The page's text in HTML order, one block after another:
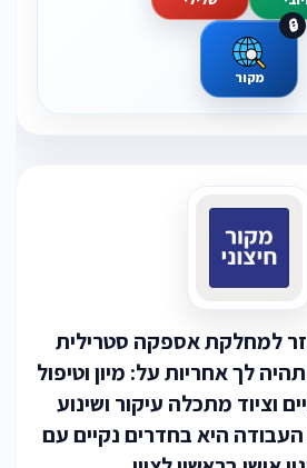
מקור
🔒
למחלקת אספקה סטרילית
לך אחריות על: מיון וטיפול
וציוד מתכלה עיקור ושינוע
היא בחדרים נקיים עם